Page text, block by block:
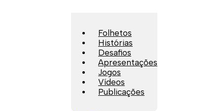
Folhetos
Histórias
Desafios
Apresentações
Jogos
Vídeos
Publicações